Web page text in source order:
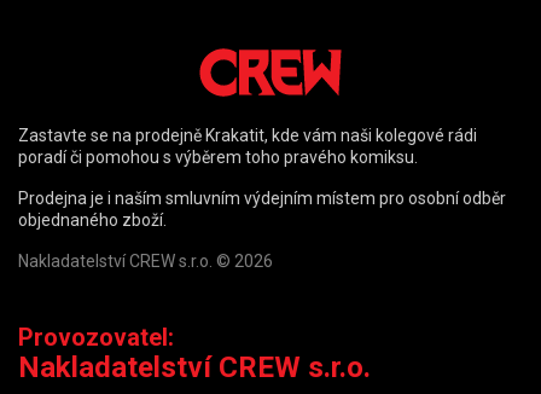
Zastavte se na prodejně Krakatit, kde vám naši kolegové rádi
poradí či pomohou s výběrem toho pravého komiksu.
Prodejna je i naším smluvním výdejním místem pro osobní odběr
objednaného zboží.
Nakladatelství CREW s.r.o. © 2026
Provozovatel:
Nakladatelství CREW s.r.o.